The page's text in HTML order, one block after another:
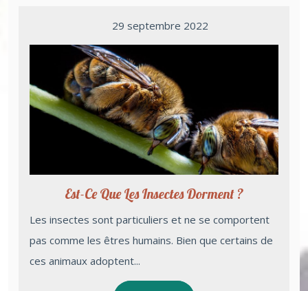
29 septembre 2022
Est-Ce Que Les Insectes Dorment ?
Les insectes sont particuliers et ne se comportent
pas comme les êtres humains. Bien que certains de
ces animaux adoptent...